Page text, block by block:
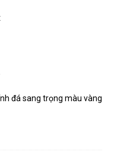
đá sang trọng màu vàng